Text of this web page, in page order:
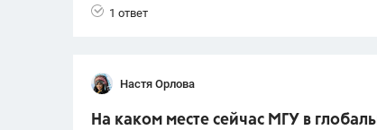
1 ответ
Настя Орлова
На каком месте сейчас МГУ в